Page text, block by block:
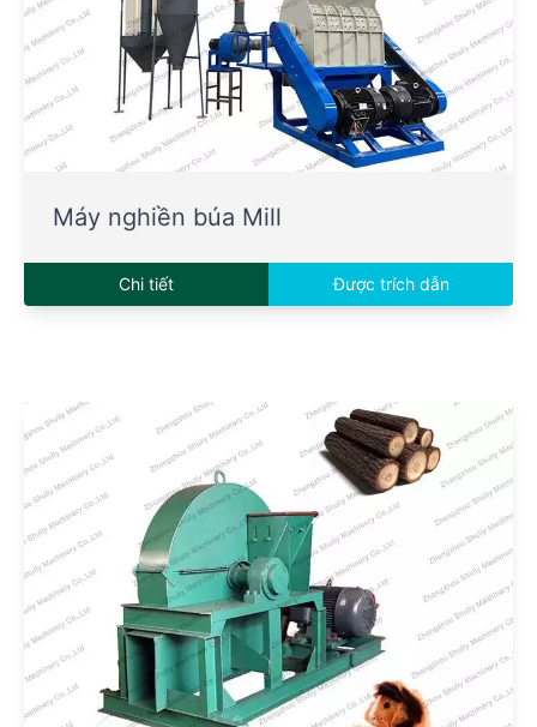
Máy nghiền búa Mill
Chi tiết Được trích dẫn